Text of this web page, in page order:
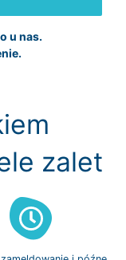
u nas.
zalet